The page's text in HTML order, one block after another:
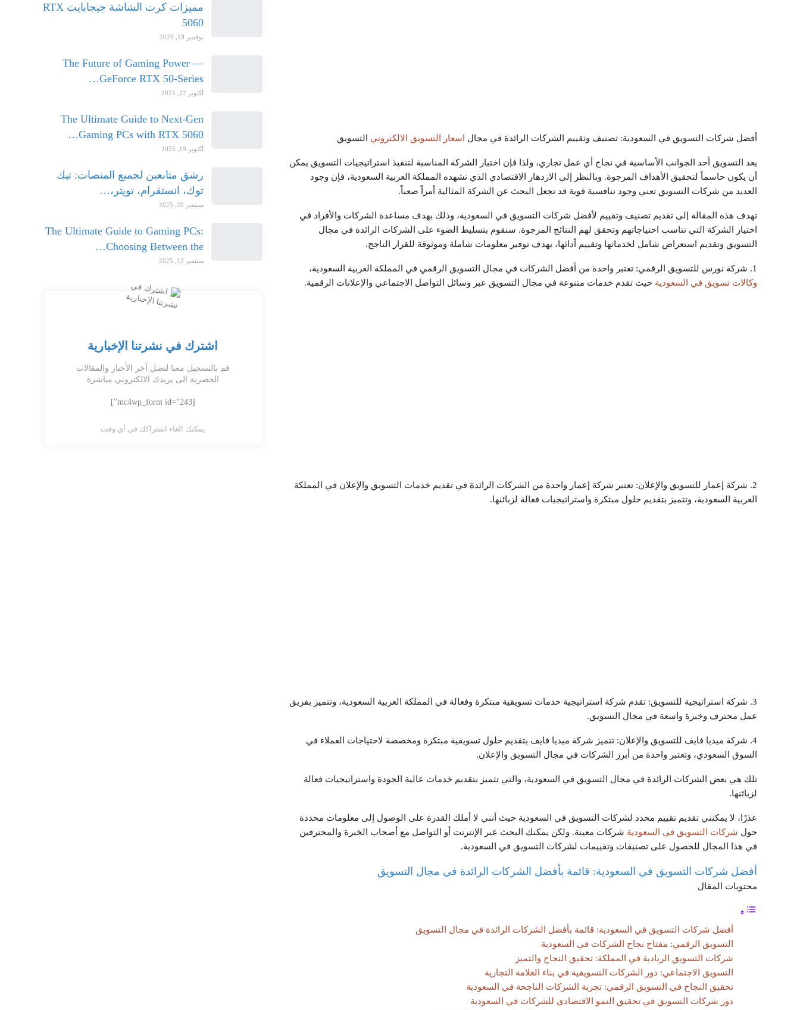
أفضل شركات التسويق في السعودية: تصنيف وتقييم الشركات الرائدة في مجال اسعار التسويق الالكتروني التسويق
يعد التسويق أحد الجوانب الأساسية في نجاح أي عمل تجاري، ولذا فإن اختيار الشركة المناسبة لتنفيذ استراتيجيات التسويق يمكن
أن يكون حاسماً لتحقيق الأهداف المرجوة. وبالنظر إلى الازدهار الاقتصادي الذي تشهده المملكة العربية السعودية، فإن وجود
العديد من شركات التسويق تعني وجود تنافسية قوية قد تجعل البحث عن الشركة المثالية أمراً صعباً.
تهدف هذه المقالة إلى تقديم تصنيف وتقييم لأفضل شركات التسويق في السعودية، وذلك بهدف مساعدة الشركات والأفراد في
اختيار الشركة التي تناسب احتياجاتهم وتحقق لهم النتائج المرجوة. سنقوم بتسليط الضوء على الشركات الرائدة في مجال
التسويق وتقديم استعراض شامل لخدماتها وتقييم أدائها، بهدف توفير معلومات شاملة وموثوقة للقرار الناجح.
1. شركة نورس للتسويق الرقمي: تعتبر واحدة من أفضل الشركات في مجال التسويق الرقمي في المملكة العربية السعودية،
وكالات تسويق في السعودية حيث تقدم خدمات متنوعة في مجال التسويق عبر وسائل التواصل الاجتماعي والإعلانات الرقمية.
2. شركة إعمار للتسويق والإعلان: تعتبر شركة إعمار واحدة من الشركات الرائدة في تقديم خدمات التسويق والإعلان في المملكة
العربية السعودية، وتتميز بتقديم حلول مبتكرة واستراتيجيات فعالة لزبائنها.
3. شركة استراتيجية للتسويق: تقدم شركة استراتيجية خدمات تسويقية مبتكرة وفعالة في المملكة العربية السعودية، وتتميز بفريق
عمل محترف وخبرة واسعة في مجال التسويق.
4. شركة ميديا فايف للتسويق والإعلان: تتميز شركة ميديا فايف بتقديم حلول تسويقية مبتكرة ومخصصة لاحتياجات العملاء في
السوق السعودي، وتعتبر واحدة من أبرز الشركات في مجال التسويق والإعلان.
تلك هي بعض الشركات الرائدة في مجال التسويق في السعودية، والتي تتميز بتقديم خدمات عالية الجودة واستراتيجيات فعالة
لزبائنها.
عذرًا، لا يمكنني تقديم تقييم محدد لشركات التسويق في السعودية حيث أنني لا أملك القدرة على الوصول إلى معلومات محددة
حول شركات التسويق في السعودية شركات معينة. ولكن يمكنك البحث عبر الإنترنت أو التواصل مع أصحاب الخبرة والمحترفين
في هذا المجال للحصول على تصنيفات وتقييمات لشركات التسويق في السعودية.
أفضل شركات التسويق في السعودية: قائمة بأفضل الشركات الرائدة في مجال التسويق
محتويات المقال
أفضل شركات التسويق في السعودية: قائمة بأفضل الشركات الرائدة في مجال التسويق
التسويق الرقمي: مفتاح نجاح الشركات في السعودية
شركات التسويق الريادية في المملكة: تحقيق النجاح والتميز
التسويق الاجتماعي: دور الشركات التسويقية في بناء العلامة التجارية
تحقيق النجاح في التسويق الرقمي: تجربة الشركات الناجحة في السعودية
دور شركات التسويق في تحقيق النمو الاقتصادي للشركات في السعودية
مميزات كرت الشاشة جيجابايت RTX
5060
نوفمبر 19, 2025
The Future of Gaming Power —
GeForce RTX 50-Series…
أكتوبر 22, 2025
The Ultimate Guide to Next-Gen
Gaming PCs with RTX 5060…
أكتوبر 19, 2025
رشق متابعين لجميع المنصات: تيك
توك، انستقرام، تويتر،…
سبتمبر 20, 2025
The Ultimate Guide to Gaming PCs:
Choosing Between the…
سبتمبر 12, 2025
اشترك في نشرتنا الإخبارية
قم بالتسجيل معنا لتصل آخر الأخبار والمقالات
الحصرية الى بريدك الالكتروني مباشرة
[mc4wp_form id="243"]
يمكنك الغاء اشتراكك في أي وقت